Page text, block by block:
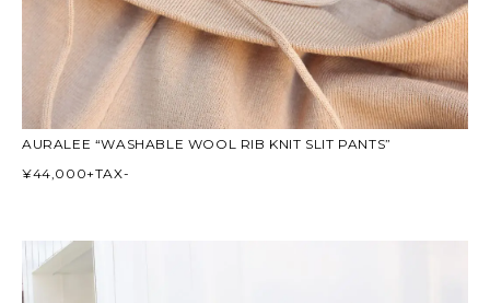
AURALEE “WASHABLE WOOL RIB KNIT SLIT PANTS”
¥44,000+TAX-